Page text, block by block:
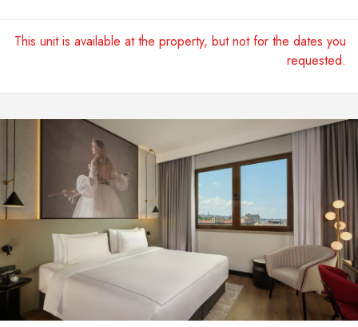
This unit is available at the property, but not for the dates you
requested.